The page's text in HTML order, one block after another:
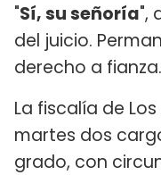
"Sí, su señoría",
del juicio.
derecho a fianza.
La fiscalía de
martes dos
grado, con